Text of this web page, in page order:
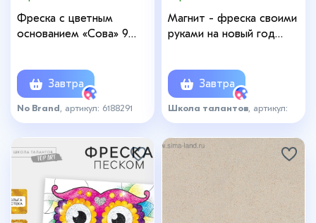
Фреска с цветным
основанием «Сова» 9
Завтра
No Brand , артикул: 6188291
Магнит - фреска своими
руками на новый год
новогодний набор для
творчества
Завтра
Школа талантов , артикул:
3223015